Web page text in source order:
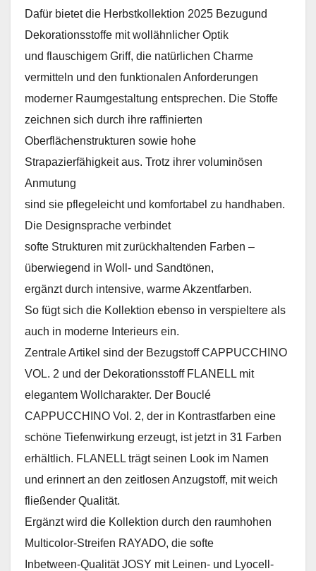
Dafür bietet die Herbstkollektion 2025 Bezugund
Dekorationsstoffe mit wollähnlicher Optik
und flauschigem Griff, die natürlichen Charme
vermitteln und den funktionalen Anforderungen
moderner Raumgestaltung entsprechen. Die Stoffe
zeichnen sich durch ihre raffinierten
Oberflächenstrukturen sowie hohe
Strapazierfähigkeit aus. Trotz ihrer voluminösen
Anmutung
sind sie pflegeleicht und komfortabel zu handhaben.
Die Designsprache verbindet
softe Strukturen mit zurückhaltenden Farben –
überwiegend in Woll- und Sandtönen,
ergänzt durch intensive, warme Akzentfarben.
So fügt sich die Kollektion ebenso in verspieltere als
auch in moderne Interieurs ein.
Zentrale Artikel sind der Bezugstoff CAPPUCCHINO
VOL. 2 und der Dekorationsstoff FLANELL mit
elegantem Wollcharakter. Der Bouclé
CAPPUCCHINO Vol. 2, der in Kontrastfarben eine
schöne Tiefenwirkung erzeugt, ist jetzt in 31 Farben
erhältlich. FLANELL trägt seinen Look im Namen
und erinnert an den zeitlosen Anzugstoff, mit weich
fließender Qualität.
Ergänzt wird die Kollektion durch den raumhohen
Multicolor-Streifen RAYADO, die softe
Inbetween-Qualität JOSY mit Leinen- und Lyocell-